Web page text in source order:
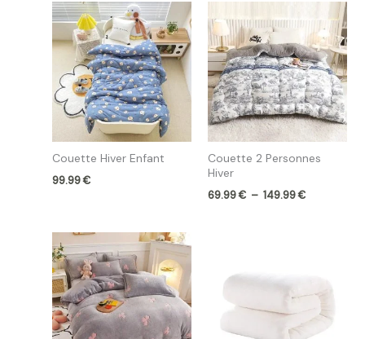
Couette Hiver Enfant
99.99€
Couette 2 Personnes
Hiver
69.99€ – 149.99€
prix :
69.99 €
à
149.99 €